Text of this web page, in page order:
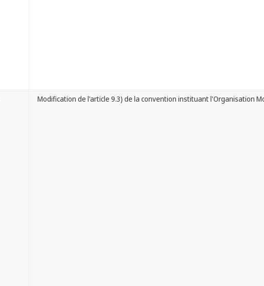
Modification de l'article 9.3) de la convention instituant l'Organisation